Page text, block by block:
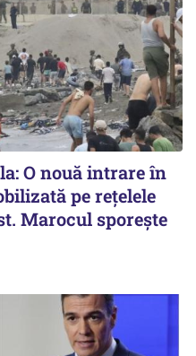
O nouă intrare în
pe rețelele
Marocul sporește